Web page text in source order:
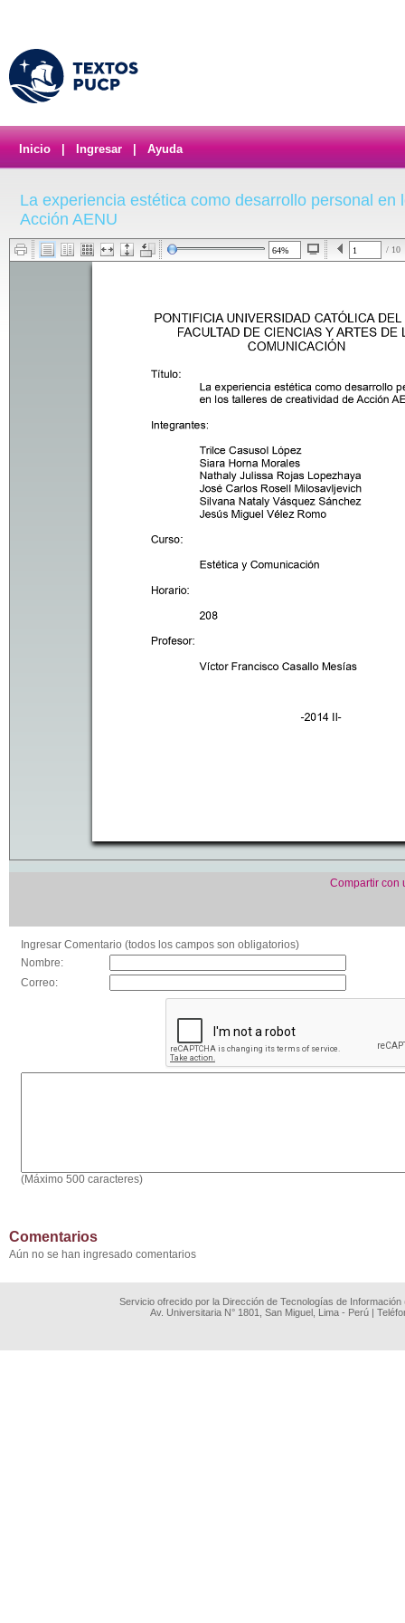
Inicio Ingresar Ayuda
La experiencia estética como desarrollo personal en
Acción AENU
/ 10
Compartir con
Ingresar Comentario (todos los campos son obligatorios)
Nombre:
Correo:
(Máximo 500 caracteres)
Comentarios
Aún no se han ingresado comentarios
Servicio ofrecido por la Dirección de Tecnologías de
Av. Universitaria N° 1801, San Miguel, Lima - Perú |